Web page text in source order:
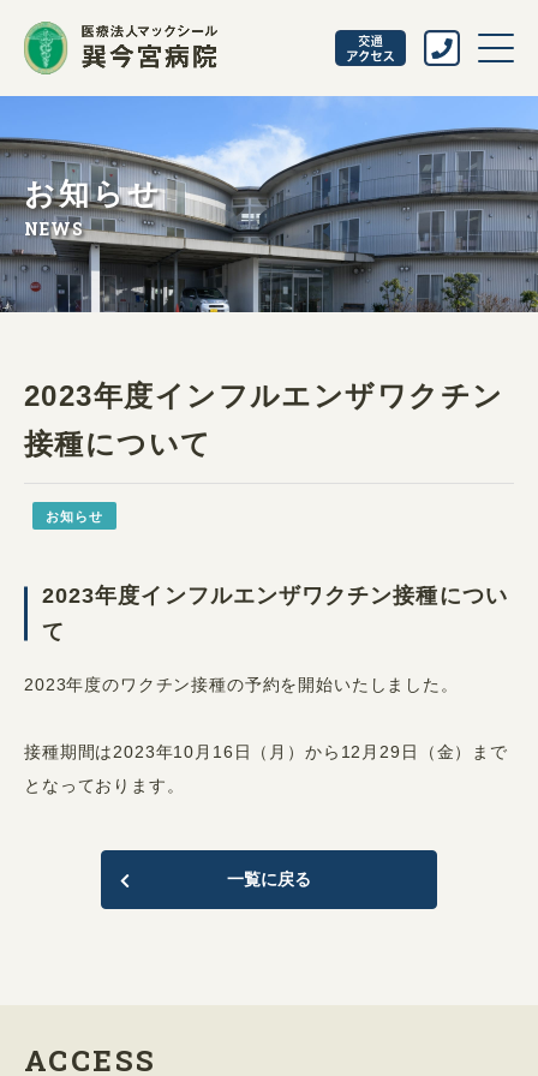
お知らせ
NEWS
2023年度インフルエンザワクチン
接種について
お知らせ
2023年度インフルエンザワクチン接種につい
て
2023年度のワクチン接種の予約を開始いたしました。
接種期間は2023年10月16日（月）から12月29日（金）まで
となっております。
一覧に戻る
ACCESS